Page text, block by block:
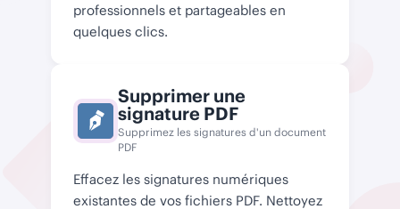
professionnels et partageables en
quelques clics.
Supprimer une
signature PDF
Supprimez les signatures d'un document
PDF
Effacez les signatures numériques
existantes de vos fichiers PDF. Nettoyez